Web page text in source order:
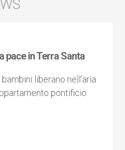
pace in Terra Santa
liberano nell’aria
pontificio